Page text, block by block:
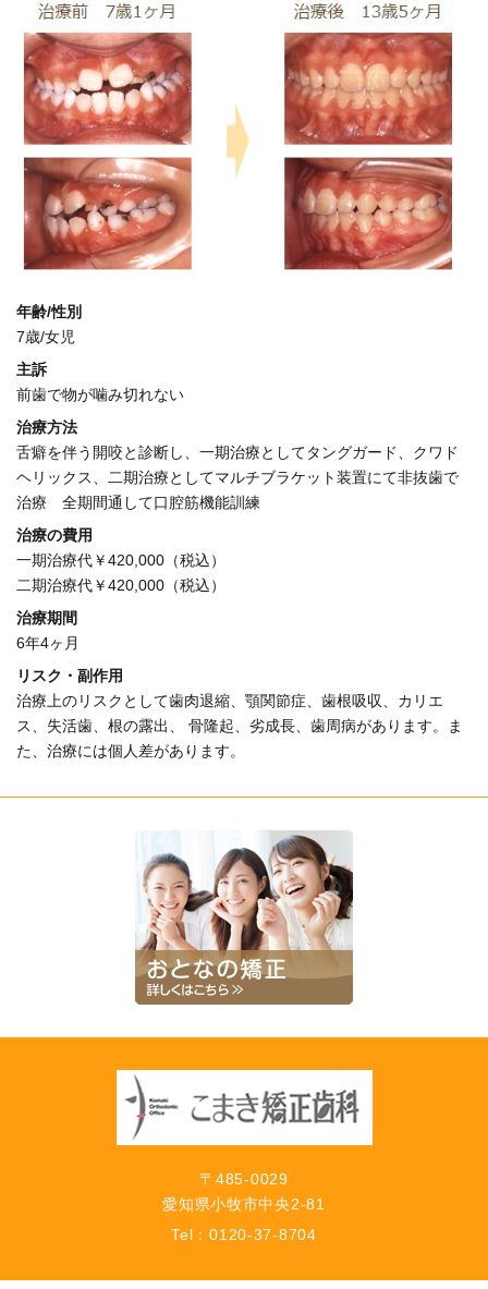
年齢/性別
7歳/女児
主訴
前歯で物が噛み切れない
治療方法
舌癖を伴う開咬と診断し、一期治療としてタングガード、クワド
ヘリックス、二期治療としてマルチブラケット装置にて非抜歯で
治療 全期間通して口腔筋機能訓練
治療の費用
一期治療代￥420,000（税込）
二期治療代￥420,000（税込）
治療期間
6年4ヶ月
リスク・副作用
治療上のリスクとして歯肉退縮、顎関節症、歯根吸収、カリエ
ス、失活歯、根の露出、 骨隆起、劣成長、歯周病があります。ま
た、治療には個人差があります。
〒485-0029
愛知県小牧市中央2-81
Tel：0120-37-8704